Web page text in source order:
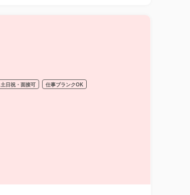
土日祝・面接可 仕事ブランクOK